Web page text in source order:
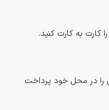
کارت به کارت کنید.
را در محل خود پرداخت